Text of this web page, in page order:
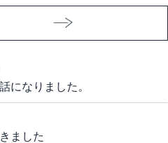
になりました。
ました